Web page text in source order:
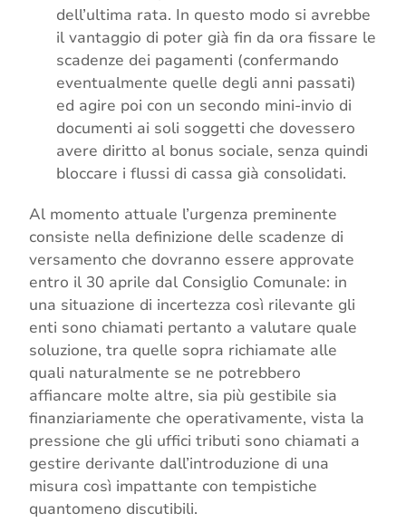
dell’ultima rata. In questo modo si avrebbe
il vantaggio di poter già fin da ora fissare le
scadenze dei pagamenti (confermando
eventualmente quelle degli anni passati)
ed agire poi con un secondo mini-invio di
documenti ai soli soggetti che dovessero
avere diritto al bonus sociale, senza quindi
bloccare i flussi di cassa già consolidati.
Al momento attuale l’urgenza preminente
consiste nella definizione delle scadenze di
versamento che dovranno essere approvate
entro il 30 aprile dal Consiglio Comunale: in
una situazione di incertezza così rilevante gli
enti sono chiamati pertanto a valutare quale
soluzione, tra quelle sopra richiamate alle
quali naturalmente se ne potrebbero
affiancare molte altre, sia più gestibile sia
finanziariamente che operativamente, vista la
pressione che gli uffici tributi sono chiamati a
gestire derivante dall’introduzione di una
misura così impattante con tempistiche
quantomeno discutibili.